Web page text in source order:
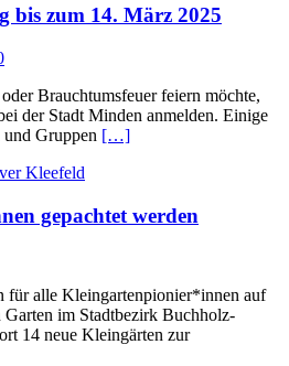
bis zum 14. März 2025
Brauchtumsfeuer feiern möchte,
der Stadt Minden anmelden. Einige
Gruppen […]
gepachtet werden
für alle Kleingartenpionier*innen auf
Garten im Stadtbezirk Buchholz-
14 neue Kleingärten zur